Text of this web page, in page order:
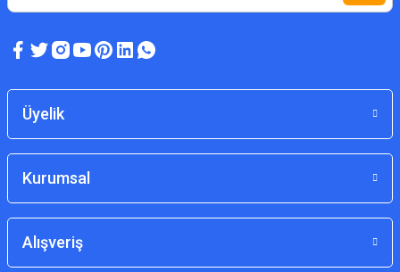
A6 Plus Dedektör Fiyatı
75.000,00 TL
Üyelik
Kurumsal
Alışveriş